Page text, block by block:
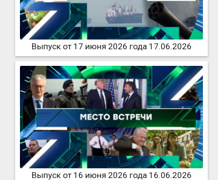
Выпуск от 17 июня 2026 года 17.06.2026
Выпуск от 16 июня 2026 года 16.06.2026